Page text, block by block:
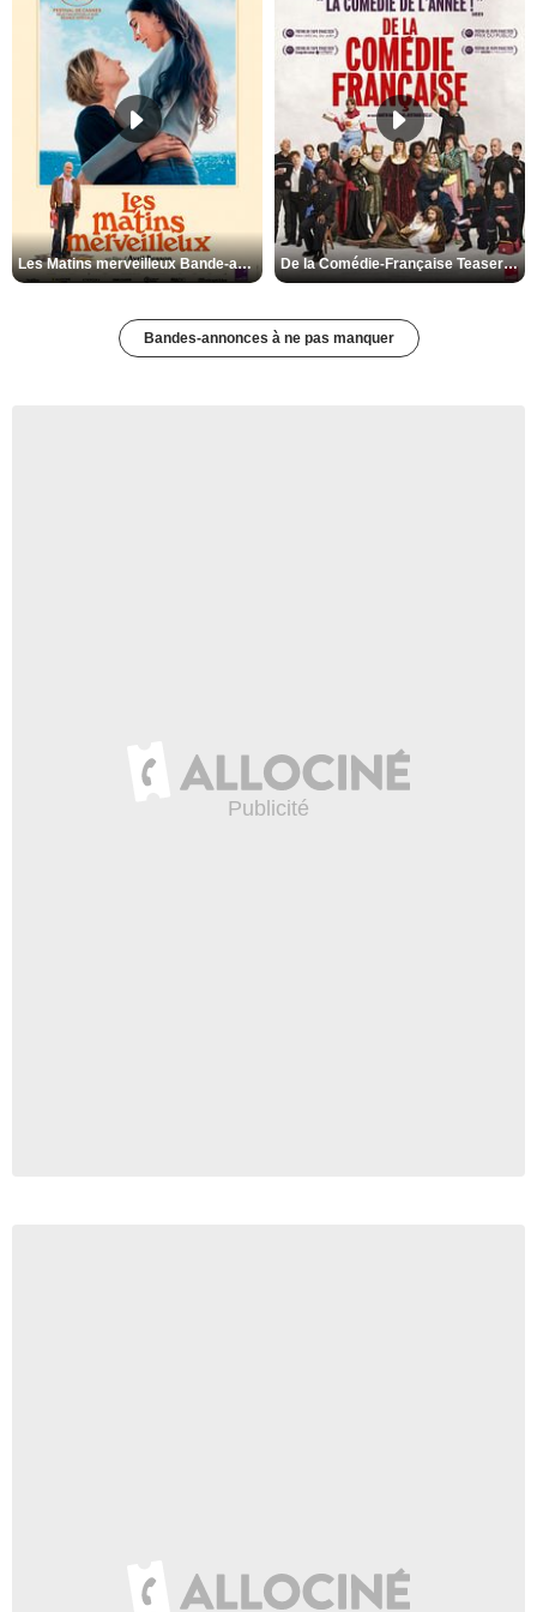
Les Matins merveilleux Bande-annonce VF De la Comédie-Française Teaser VF
Bandes-annonces à ne pas manquer